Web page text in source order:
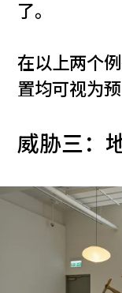
了。
在以上两个
置均可视为预
威胁三：